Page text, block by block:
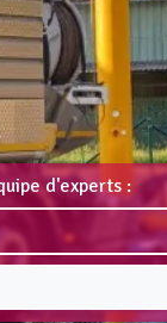
d'experts :